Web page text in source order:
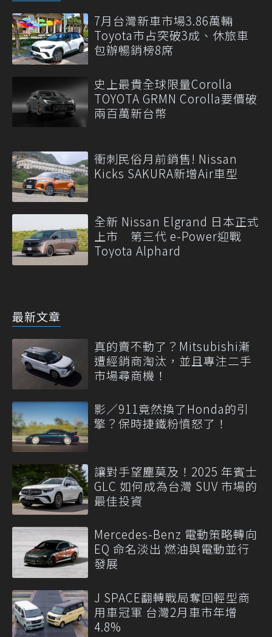
7月台灣新車市場3.86萬輛
Toyota市占突破3成、休旅車
包辦暢銷榜8席
史上最貴全球限量Corolla
TOYOTA GRMN Corolla要價破
兩百萬新台幣
衝刺民俗月前銷售! Nissan
Kicks SAKURA新增Air車型
全新 Nissan Elgrand 日本正式
上市 第三代 e-Power迎戰
Toyota Alphard
最新文章
真的賣不動了？Mitsubishi漸
遭經銷商淘汰，並且專注二手
市場尋商機！
影／911竟然換了Honda的引
擎？保時捷鐵粉憤怒了！
讓對手望塵莫及！2025 年賓士
GLC 如何成為台灣 SUV 市場的
最佳投資
Mercedes-Benz 電動策略轉向
EQ 命名淡出 燃油與電動並行
發展
J SPACE翻轉戰局奪回輕型商
用車冠軍 台灣2月車市年增
4.8%